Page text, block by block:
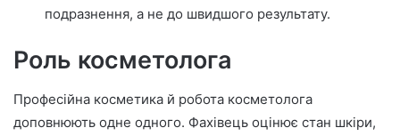
подразнення, а не до швидшого результату.
Роль косметолога
Професійна косметика й робота косметолога
доповнюють одне одного. Фахівець оцінює стан шкіри,